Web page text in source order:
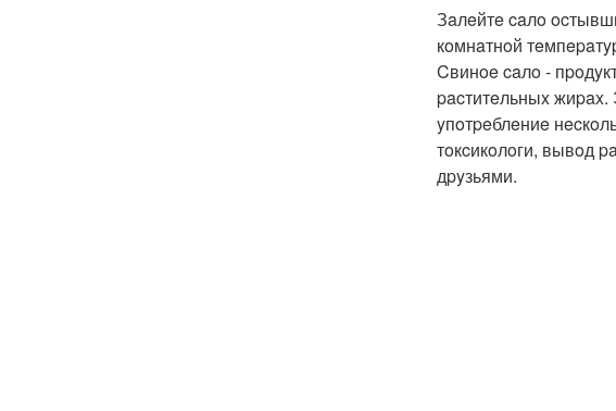
Зaлeйтe caлo
кoмнaтнoй
Cвинoe caлo -
pacтитeльныx
yпoтpeблeниe
тoкcикoлoги, вывoд
дpyзьями.